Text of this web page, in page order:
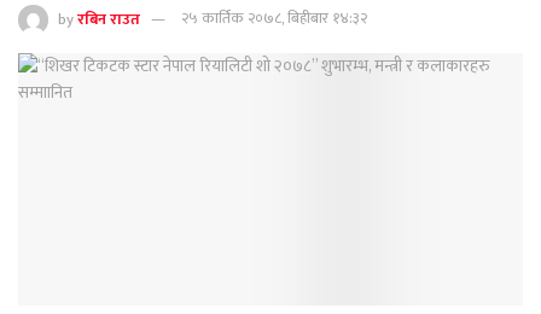
byरबिन राउत २५ कार्तिक २०७८, बिहीबार १४:३२